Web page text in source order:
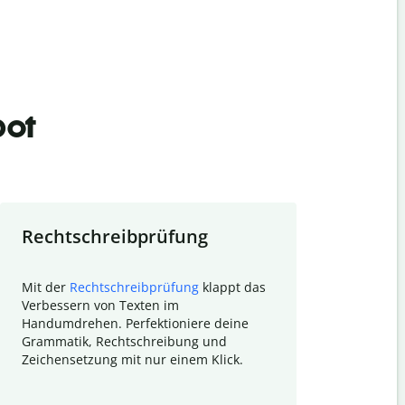
Rechtschreibprüfung
Mit der Rechtschreibprüfung klappt das
Verbessern von Texten im
Handumdrehen. Perfektioniere deine
Grammatik, Rechtschreibung und
Zeichensetzung mit nur einem Klick.